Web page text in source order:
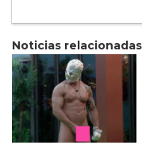
Noticias relacionadas